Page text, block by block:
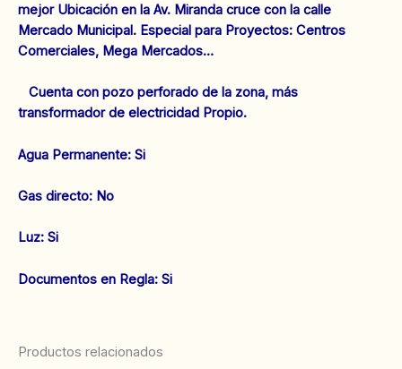
mejor Ubicación en la Av. Miranda cruce con la calle
Mercado Municipal. Especial para Proyectos: Centros
Comerciales, Mega Mercados…
Cuenta con pozo perforado de la zona, más
transformador de electricidad Propio.
‌Agua Permanente: Si
‌Gas directo: No
‌Luz: Si
Documentos en Regla: Si
Productos relacionados